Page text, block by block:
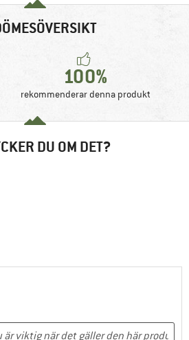
100%
rekommenderar denna produkt
DU OM DET?